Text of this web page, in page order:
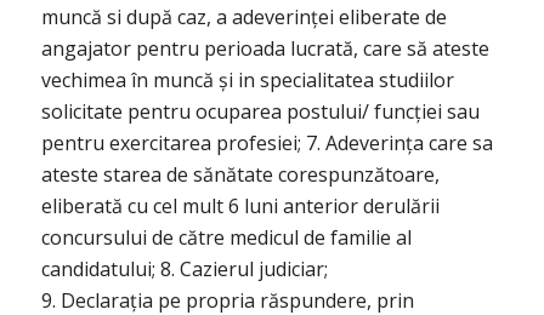
muncă si după caz, a adeverinței eliberate de
angajator pentru perioada lucrată, care să ateste
vechimea în muncă și in specialitatea studiilor
solicitate pentru ocuparea postului/ funcției sau
pentru exercitarea profesiei; 7. Adeverința care sa
ateste starea de sănătate corespunzătoare,
eliberată cu cel mult 6 luni anterior derulării
concursului de către medicul de familie al
candidatului; 8. Cazierul judiciar;
9. Declarația pe propria răspundere, prin